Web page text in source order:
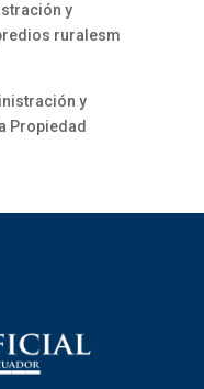
y
ruralesm
y
Propiedad